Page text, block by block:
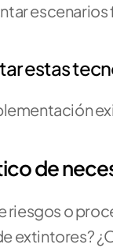
estas
de
o
extintores?